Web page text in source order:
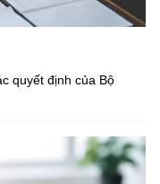
quyết định của Bộ